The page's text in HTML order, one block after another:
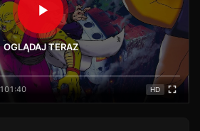
OGLĄDAJ TERAZ
HD